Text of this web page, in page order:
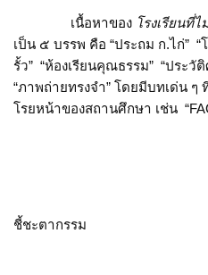
เนื้อหาของ โรงเรียนที่
เป็น ๕ บรรพ คือ “ประถม ก.ไก่”
รั้ว” “ห้องเรียนคุณธรรม” “ประวั
“ภาพถ่ายทรงจำ” โดยมีบทเด่น
โรยหน้าของสถานศึกษา เช่น
Face off
ในสลัมถ้
กระจก ๗ ด้
ชี้ชะตากรรม
คุณธรรม